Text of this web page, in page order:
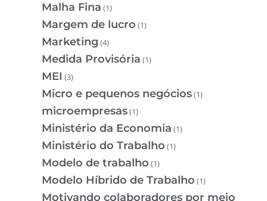
Malha Fina (1)
Margem de lucro (1)
Marketing (4)
Medida Provisória (1)
MEI (3)
Micro e pequenos negócios(1)
microempresas(1)
Ministério da Economia (1)
Ministério do Trabalho (1)
Modelo de trabalho (1)
Modelo Híbrido de Trabalho (1)
Motivando colaboradores por meio